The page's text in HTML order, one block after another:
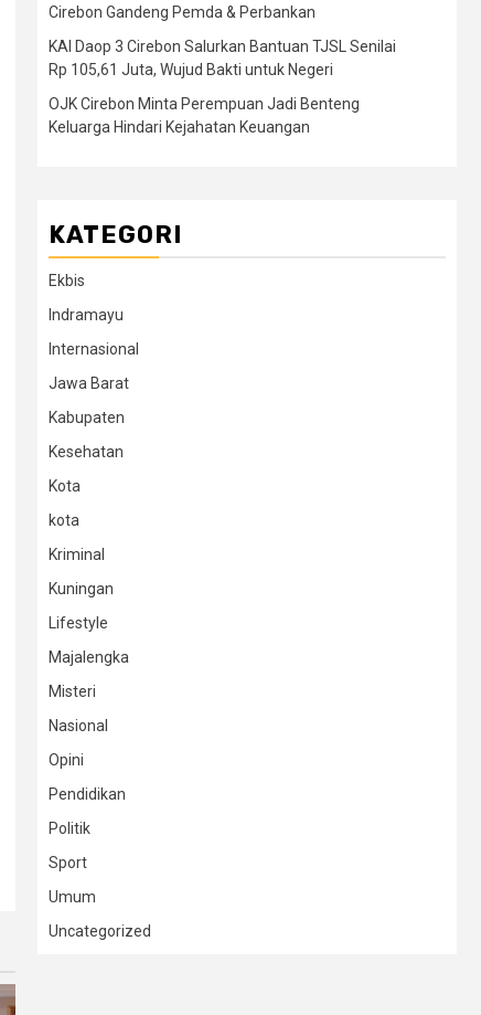
Cirebon Gandeng Pemda & Perbankan
KAI Daop 3 Cirebon Salurkan Bantuan TJSL Senilai
Rp 105,61 Juta, Wujud Bakti untuk Negeri
OJK Cirebon Minta Perempuan Jadi Benteng
Keluarga Hindari Kejahatan Keuangan
KATEGORI
Ekbis
Indramayu
Internasional
Jawa Barat
Kabupaten
Kesehatan
Kota
kota
Kriminal
Kuningan
Lifestyle
Majalengka
Misteri
Nasional
Opini
Pendidikan
Politik
Sport
Umum
Uncategorized